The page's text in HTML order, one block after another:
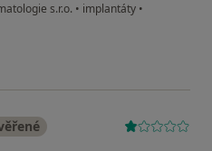
s.r.o. • implantáty •
MSc.